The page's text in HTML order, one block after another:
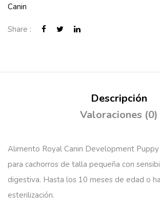
Canin
Share :
Descripción
Valoraciones (0)
Alimento Royal Canin Development
para cachorros de talla pequeña con
digestiva. Hasta los 10 meses de edad o
esterilización.